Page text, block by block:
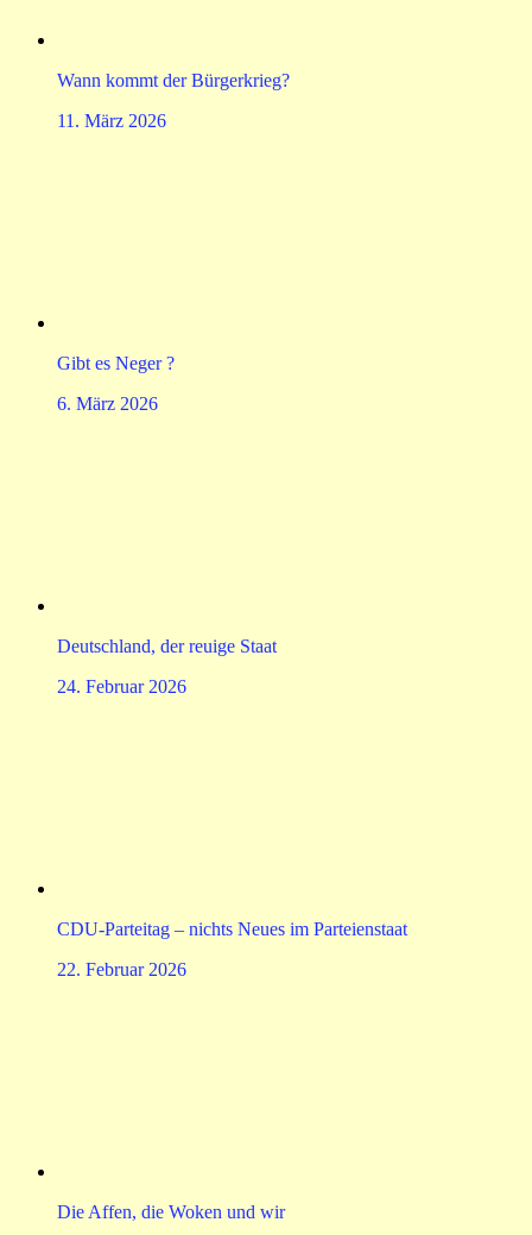
Wann kommt der Bürgerkrieg?
11. März 2026
Gibt es Neger ?
6. März 2026
Deutschland, der reuige Staat
24. Februar 2026
CDU-Parteitag – nichts Neues im Parteienstaat
22. Februar 2026
Die Affen, die Woken und wir